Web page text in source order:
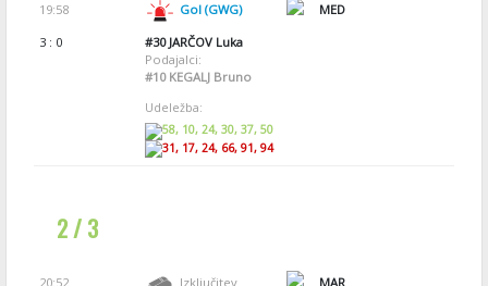
19:58 Gol (GWG)
MED
3 : 0
#30JARČOV Luka
Podajalci:
#10KEGALJ Bruno
Udeležba:
58, 10, 24, 30, 37, 50
31, 17, 24, 66, 91, 94
2 / 3
20:52 Izključitev
MAR